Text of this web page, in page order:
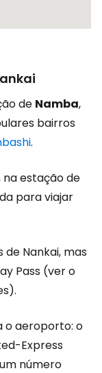
de Namba,
bairros
.
estação de
para viajar
de Nankai, mas
Pass (ver o
o aeroporto: o
Express
número